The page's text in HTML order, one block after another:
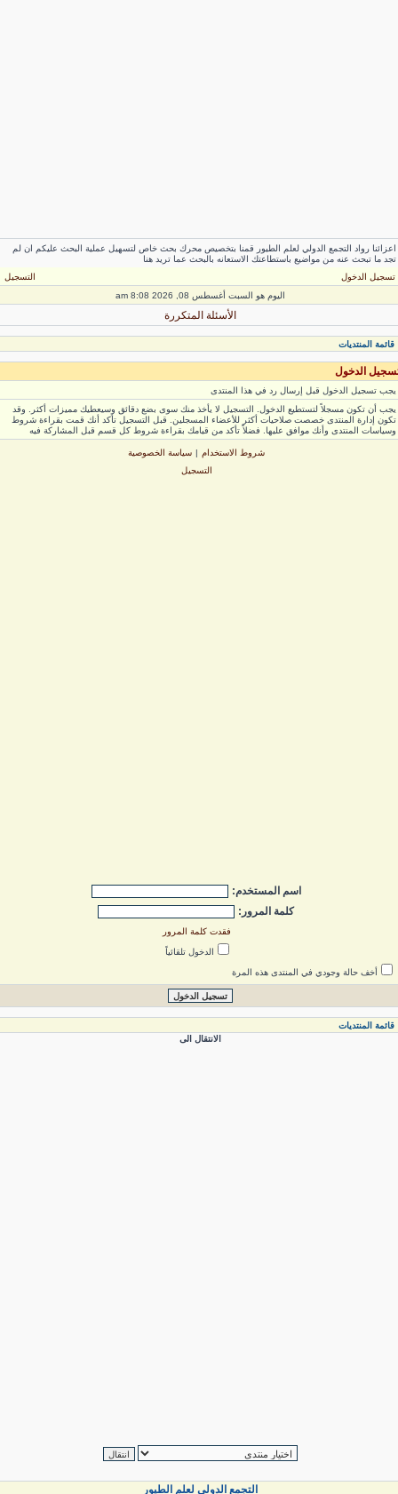
رواد التجمع الدولي لعلم الطيور قمنا بتخصيص محرك بحث خاص لتسهيل عملية البحث عليكم ان لم
ما تبحث عنه من مواضيع باستطاعتك الاستعانه بالبحث عما تريد هنا
الدخول
التسجيل
اليوم هو السبت أغسطس 08, 2026 8:08 am
الأسئلة المتكررة
المنتديات
الدخول
تسجيل الدخول قبل إرسال رد في هذا المنتدى
أن تكون مسجلاً لتستطيع الدخول. التسجيل لا يأخذ منك سوى بضع دقائق وسيعطيك مميزات أكثر. وقد
إدارة المنتدى خصصت صلاحيات أكثر للأعضاء المسجلين. قبل التسجيل تأكد أنك قمت بقراءة شروط
المنتدى وأنك موافق عليها. فضلاً تأكد من قيامك بقراءة شروط كل قسم قبل المشاركة فيه
شروط الاستخدام | سياسة الخصوصية
التسجيل
اسم المستخدم:
كلمة المرور:
فقدت كلمة المرور
الدخول تلقائياً
أخف حالة وجودي في المنتدى هذه المرة
المنتديات
الانتقال الى
التجمع الدولي لعلم الطيور